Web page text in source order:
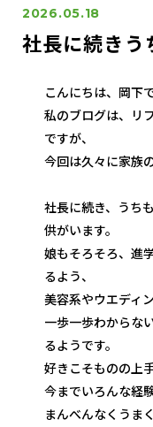
2026.05.18
社長に続きう
こんにちは、岡下で
私のブログは、リ
ですが、
今回は久々に家族
社長に続き、うち
供がいます。
娘もそろそろ、進
るよう、
美容系やウエディ
一歩一歩わからな
るようです。
好きこそものの上
今までいろんな経
まんべんなくうま